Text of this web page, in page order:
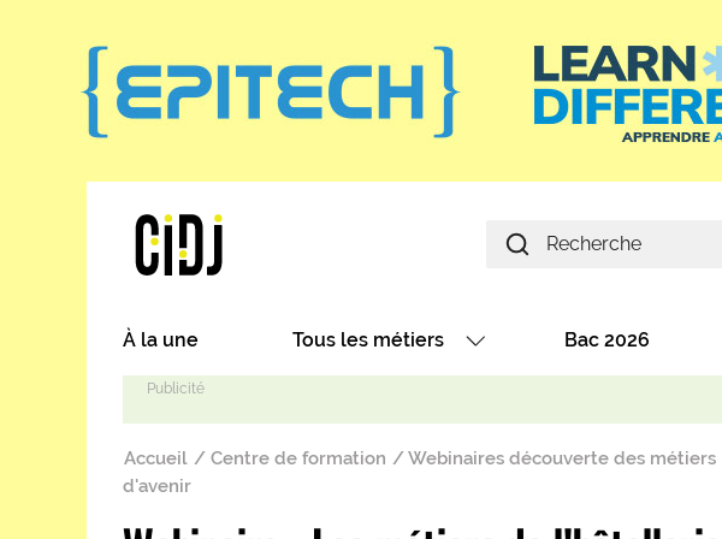
Main navigation
À la une Tous les métiers
Les métiers par centres d'intérêt
Bac 2026
Fil d'Ariane
Accueil Centre de formation Webinaires découverte des métiers
d'avenir